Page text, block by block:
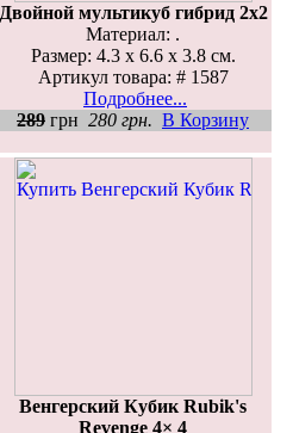
Двойной мультикуб гибрид 2х2
Материал: .
Размер: 4.3 x 6.6 x 3.8 см.
Артикул товара: # 1587
Подробнее...
289 грн 280 грн. В Корзину
Венгерский Кубик Rubik's
Revenge 4× 4